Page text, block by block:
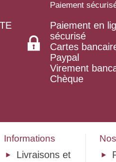
Paiement
Paiement en
sécurisé
Cartes
Paypal
Virement
Chèque
Informations
Livraisons et